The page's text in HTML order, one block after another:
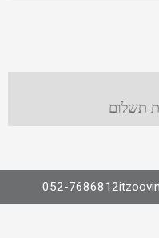
תשלום
052-7686812